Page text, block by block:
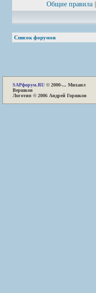
Общие правила
Список форумов
SAPфорум.RU © 2000-... Михаил
Вершков
Логотип © 2006 Андрей Горшков